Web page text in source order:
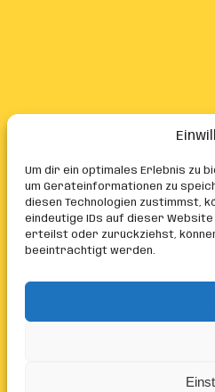
Um dir ein optimales Erlebnis zu
um Geräteinformationen zu
diesen Technologien zustimmst,
eindeutige IDs auf dieser
erteilst oder zurückziehst,
beeinträchtigt werden.